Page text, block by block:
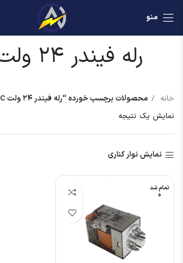
منو
رله فیندر ۲۴ ولت AC
خانه
محصولات برچسب خورده “رله فیندر ۲۴ ولت AC”
نمایش یک نتیجه
نمایش نوار کناری
تمام شد
ه